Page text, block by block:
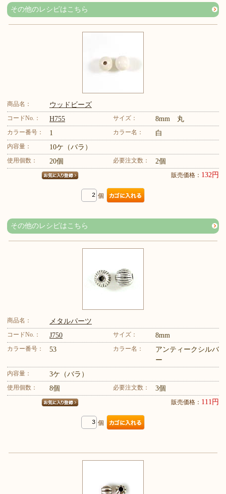
その他のレシピはこちら
商品名： ウッドビーズ
コードNo.： H755 サイズ： 8mm 丸
カラー番号： 1 カラー名： 白
内容量： 10ケ（バラ）
使用個数： 20個 必要注文数： 2個
販売価格： 132円
個
その他のレシピはこちら
商品名： メタルパーツ
コードNo.： J750 サイズ： 8mm
カラー番号： 53 カラー名：
アンティークシルバ
ー
内容量： 3ケ（バラ）
使用個数： 8個 必要注文数： 3個
販売価格： 111円
個